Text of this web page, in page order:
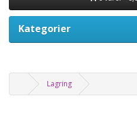
Kategorier
Lagring